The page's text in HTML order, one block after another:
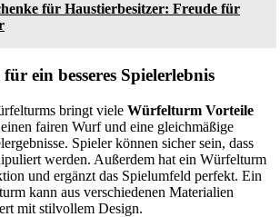
für Haustierbesitzer: Freude für
ein besseres Spielerlebnis
bringt viele Würfelturm Vorteile
fairen Wurf und eine gleichmäßige
Spieler können sicher sein, dass
werden. Außerdem hat ein Würfelturm
und ergänzt das Spielumfeld perfekt. Ein
kann aus verschiedenen Materialien
mit stilvollem Design.